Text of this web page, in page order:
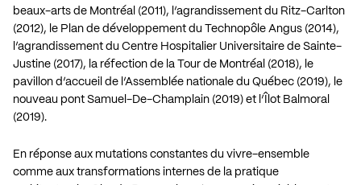
beaux-arts de Montréal (2011), l’agrandissement du Ritz-Carlton
(2012), le Plan de développement du Technopôle Angus (2014),
l’agrandissement du Centre Hospitalier Universitaire de Sainte-
Justine (2017), la réfection de la Tour de Montréal (2018), le
pavillon d’accueil de l’Assemblée nationale du Québec (2019), le
nouveau pont Samuel-De-Champlain (2019) et l’Îlot Balmoral
(2019).
En réponse aux mutations constantes du vivre-ensemble
comme aux transformations internes de la pratique